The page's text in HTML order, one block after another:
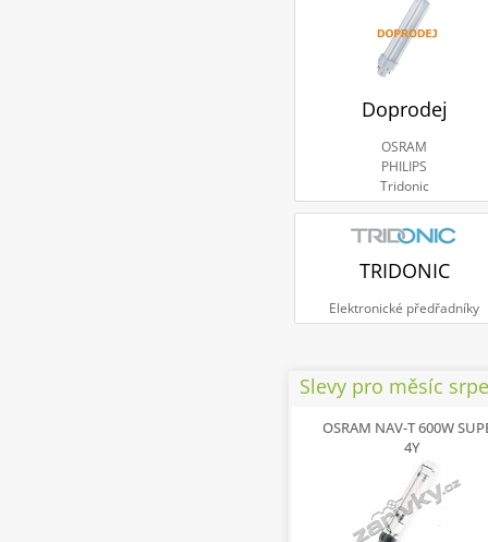
Doprodej
OSRAM
PHILIPS
Tridonic
TRIDONIC
Elektronické předřadníky
Slevy pro měsíc
OSRAM NAV-T 600W
4Y